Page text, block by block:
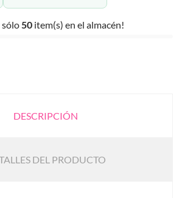
sólo 50 item(s) en el almacén!
DESCRIPCIÓN
DEL PRODUCTO